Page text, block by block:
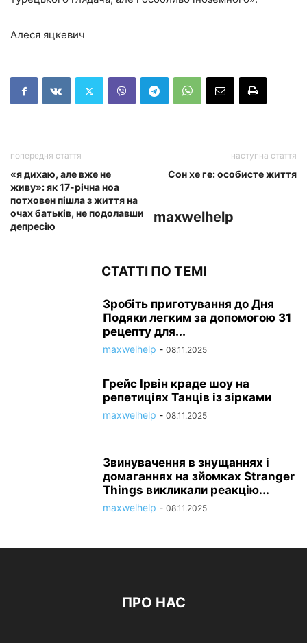
Алеся яцкевич
попередня стаття
«я дихаю, але вже не
живу»: як 17-річна ноа
потховен пішла з життя на
очах батьків, не подолавши
депресію
наступна стаття
Сон хе ге: особисте життя
maxwelhelp
СТАТТІ ПО ТЕМІ
Зробіть приготування до Дня
Подяки легким за допомогою 31
рецепту для...
maxwelhelp - 08.11.2025
Грейс Ірвін краде шоу на
репетиціях Танців із зірками
maxwelhelp - 08.11.2025
Звинувачення в знущаннях і
домаганнях на зйомках Stranger
Things викликали реакцію...
maxwelhelp - 08.11.2025
ПРО НАС